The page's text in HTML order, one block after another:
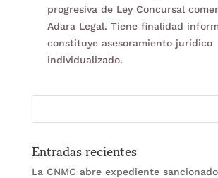
progresiva de Ley Concursal
Adara Legal. Tiene finalidad
constituye asesoramiento jurídico
individualizado.
Entradas recientes
La CNMC abre expediente